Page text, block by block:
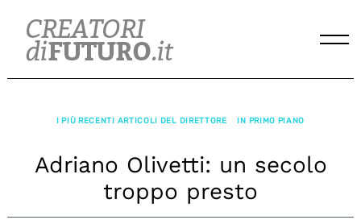
content
I PIÙ RECENTI ARTICOLI DEL DIRETTORE IN PRIMO PIANO
Adriano Olivetti: un secolo
troppo presto